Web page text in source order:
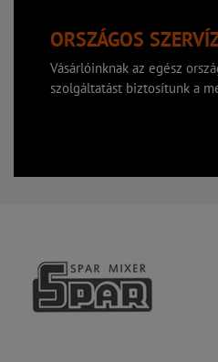
ORSZÁGOS
Vásárlóinknak az egész
szolgáltatást biztosítunk a